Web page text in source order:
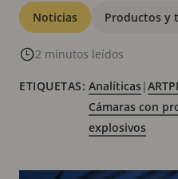
Categorías
Noticias Productos y
2 minutos leídos
ETIQUETAS: Analíticas|
Cámaras con
explosivos